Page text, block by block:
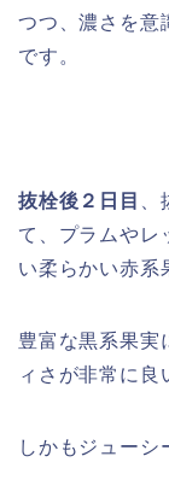
つつ、濃さを意
です。
抜栓後２日目
て、プラムやレ
い柔らかい赤系
豊富な黒系果実
ィさが非常に良
しかもジューシ